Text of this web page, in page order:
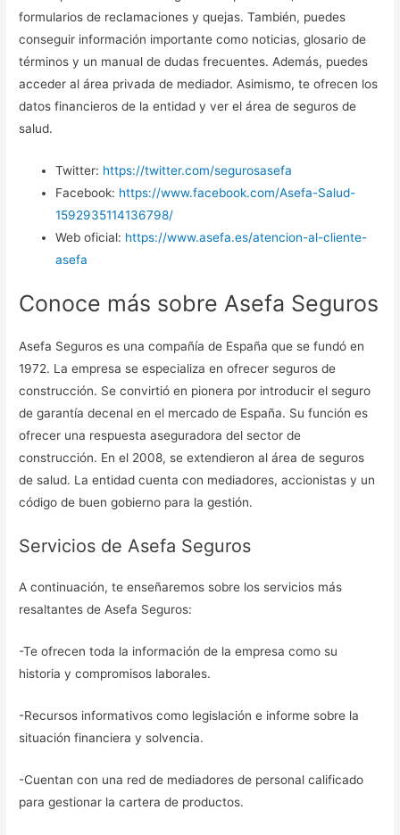
formularios de reclamaciones y quejas. También, puedes
conseguir información importante como noticias, glosario de
términos y un manual de dudas frecuentes. Además, puedes
acceder al área privada de mediador. Asimismo, te ofrecen los
datos financieros de la entidad y ver el área de seguros de
salud.
Twitter: https://twitter.com/segurosasefa
Facebook: https://www.facebook.com/Asefa-Salud-
1592935114136798/
Web oficial: https://www.asefa.es/atencion-al-cliente-
asefa
Conoce más sobre Asefa Seguros
Asefa Seguros es una compañía de España que se fundó en
1972. La empresa se especializa en ofrecer seguros de
construcción. Se convirtió en pionera por introducir el seguro
de garantía decenal en el mercado de España. Su función es
ofrecer una respuesta aseguradora del sector de
construcción. En el 2008, se extendieron al área de seguros
de salud. La entidad cuenta con mediadores, accionistas y un
código de buen gobierno para la gestión.
Servicios de Asefa Seguros
A continuación, te enseñaremos sobre los servicios más
resaltantes de Asefa Seguros:
-Te ofrecen toda la información de la empresa como su
historia y compromisos laborales.
-Recursos informativos como legislación e informe sobre la
situación financiera y solvencia.
-Cuentan con una red de mediadores de personal calificado
para gestionar la cartera de productos.